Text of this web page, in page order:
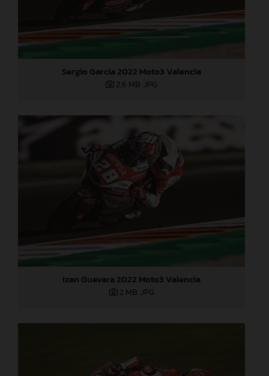
Sergio Garcia 2022 Moto3 Valencia
2,6 MB .JPG
Izan Guevara 2022 Moto3 Valencia
2 MB .JPG